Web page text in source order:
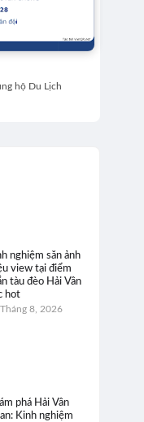
hộ Du Lịch
nghiệm săn ảnh
view tại điểm
tàu đèo Hải Vân
hot
8, 2026
phá Hải Vân
Kinh nghiệm